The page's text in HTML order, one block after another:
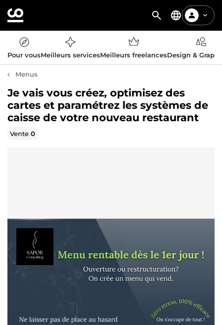
Pour vousMeilleurs servicesMeilleurs freelancesDesign &
Menus
Je vais vous créez, optimisez des
cartes et paramétrez les systèmes de
caisse de votre nouveau restaurant
Vente0